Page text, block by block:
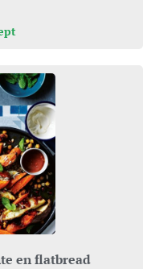
en flatbread